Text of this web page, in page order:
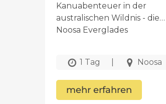
Kanuabenteuer in der
australischen Wildnis - die
Noosa Everglades
1 Tag Noosa
mehr erfahren